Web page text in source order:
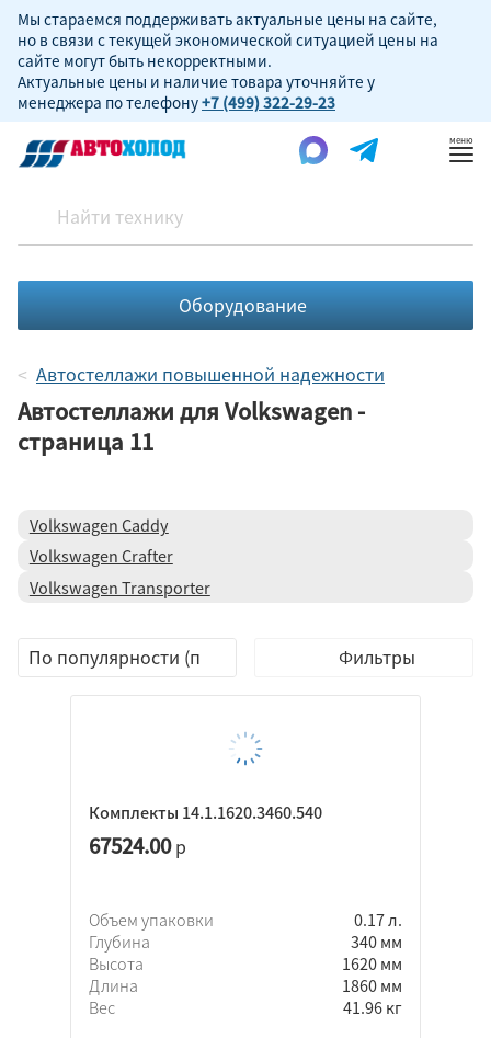
Мы стараемся поддерживать актуальные цены на сайте,
но в связи с текущей экономической ситуацией цены на
сайте могут быть некорректными.
Актуальные цены и наличие товара уточняйте у
менеджера по телефону+7 (499) 322-29-23
Оборудование
Автостеллажи повышенной надежности
Автостеллажи для Volkswagen -
страница 11
Volkswagen Caddy
Volkswagen Crafter
Volkswagen Transporter
Фильтры
Комплекты 14.1.1620.3460.540
67524.00р
Объем упаковки
0.17 л.
Глубина
340 мм
Высота
1620 мм
Длина
1860 мм
Вес
41.96 кг